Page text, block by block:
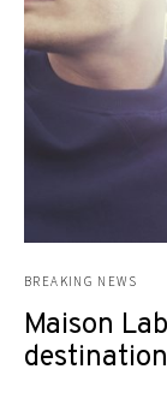
BREAKING NEWS
Maison